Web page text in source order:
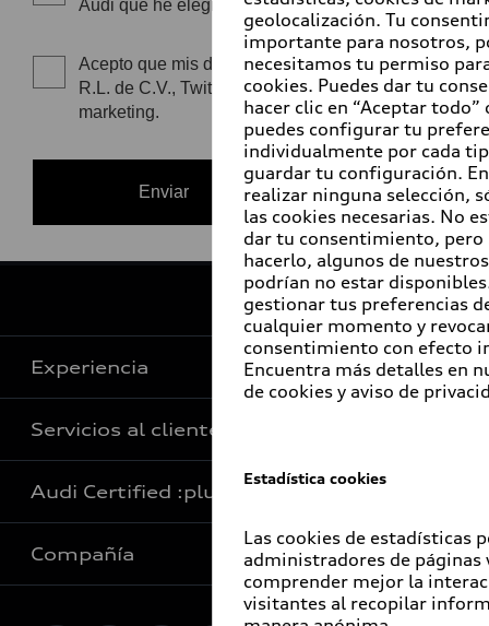
De vuelta al inicio
Experiencia
Audi Sport
Promociones
e-Newsletter
Audi internacional
Servicios al cliente
Audi contigo
Audi Financial Services
Audi Certified :plus
Audi Certified :plus
Compañía
geolocalización. Tu
importante para nosotros,
necesitamos tu permiso
cookies. Puedes dar tu
hacer clic en “Aceptar
puedes configurar tu
individualmente por cada
guardar tu configuración.
realizar ninguna selección,
las cookies necesarias. No
dar tu consentimiento, pero
hacerlo, algunos de
podrían no estar
gestionar tus preferencias
cualquier momento y
consentimiento con efecto
Encuentra más detalles en
de cookies y aviso de
Estadística cookies
Las cookies de estadísticas
administradores de páginas
comprender mejor la
visitantes al recopilar